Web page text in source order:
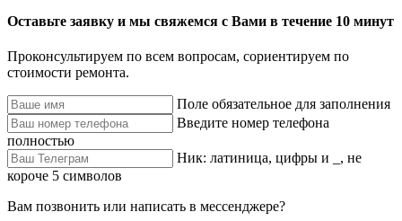
Оставьте заявку и мы свяжемся с Вами в течение 10 минут
Проконсультируем по всем вопросам, сориентируем по
стоимости ремонта.
Поле обязательное для заполнения
Введите номер телефона
полностью
Ник: латиница, цифры и _, не
короче 5 символов
Вам позвонить или написать в мессенджере?